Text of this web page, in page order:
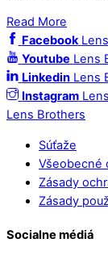
Read More
Facebook
Youtube Lens
Linkedin Lens
Instagram
Lens Brothers
Súťaže
Všeobecné
Zásady
Zásady
Socialne médiá